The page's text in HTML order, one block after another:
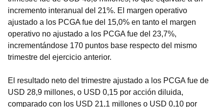
incremento interanual del 21%. El margen operativo
ajustado a los PCGA fue del 15,0% en tanto el margen
operativo no ajustado a los PCGA fue del 23,7%,
incrementándose 170 puntos base respecto del mismo
trimestre del ejercicio anterior.
El resultado neto del trimestre ajustado a los PCGA fue de
USD 28,9 millones, o USD 0,15 por acción diluida,
comparado con los USD 21,1 millones o USD 0,10 por